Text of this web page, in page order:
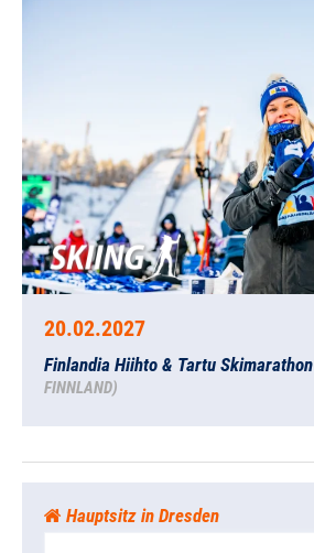
20.02.2027
Finlandia Hiihto & Tartu Skimarathon
FINNLAND)
Hauptsitz in Dresden